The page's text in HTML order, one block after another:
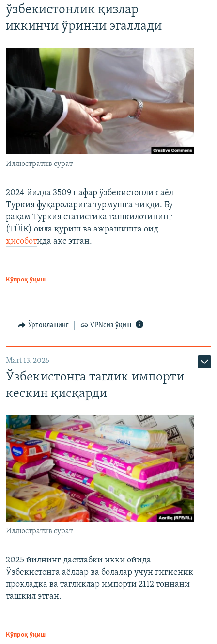
ўзбекистонлик қизлар
иккинчи ўринни эгаллади
Иллюстратив сурат
2024 йилда 3509 нафар ўзбекистонлик аёл
Туркия фуқароларига турмушга чиқди. Бу
рақам Туркия статистика ташкилотининг
(ТÜİК) оила қуриш ва ажрашишга оид
ҳисоботида акс этган.
Кўпроқ ўқиш
Ўртоқлашинг VPNсиз ўқиш
Mart 13, 2025
Ўзбекистонга таглик импорти
кескин қисқарди
Иллюстратив сурат
2025 йилнинг дастлабки икки ойида
Ўзбекистонга аёллар ва болалар учун гигиеник
прокладка ва тагликлар импорти 2112 тоннани
ташкил этган.
Кўпроқ ўқиш